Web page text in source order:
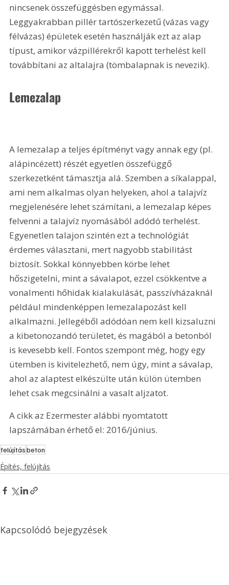
nincsenek összefüggésben egymással.
Leggyakrabban pillér tartószerkezetű (vázas vagy
félvázas) épületek esetén használják ezt az alap
típust, amikor vázpillérekről kapott terhelést kell
továbbítani az altalajra (tömbalapnak is nevezik).
Lemezalap
A lemezalap a teljes építményt vagy annak egy (pl.
alápincézett) részét egyetlen összefüggő
szerkezetként támasztja alá. Szemben a síkalappal,
ami nem alkalmas olyan helyeken, ahol a talajvíz
megjelenésére lehet számítani, a lemezalap képes
felvenni a talajvíz nyomásából adódó terhelést.
Egyenetlen talajon szintén ezt a technológiát
érdemes választani, mert nagyobb stabilitást
biztosít. Sokkal könnyebben körbe lehet
hőszigetelni, mint a sávalapot, ezzel csökkentve a
vonalmenti hőhidak kialakulását, passzívházaknál
például mindenképpen lemezalapozást kell
alkalmazni. Jellegéből adódóan nem kell kizsaluzni
a kibetonozandó területet, és magából a betonból
is kevesebb kell. Fontos szempont még, hogy egy
ütemben is kivitelezhető, nem úgy, mint a sávalap,
ahol az alaptest elkészülte után külön ütemben
lehet csak megcsinálni a vasalt aljzatot.
A cikk az Ezermester alábbi nyomtatott
lapszámában érhető el: 2016/június.
felújításbeton
Építés, felújítás
Kapcsolódó bejegyzések